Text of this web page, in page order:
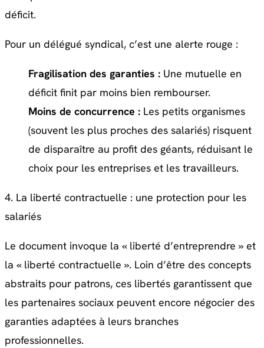
déficit.
Pour un délégué syndical, c’est une alerte rouge :
Fragilisation des garanties : Une mutuelle en
déficit finit par moins bien rembourser.
Moins de concurrence : Les petits organismes
(souvent les plus proches des salariés) risquent
de disparaître au profit des géants, réduisant le
choix pour les entreprises et les travailleurs.
4. La liberté contractuelle : une protection pour les
salariés
Le document invoque la « liberté d’entreprendre » et
la « liberté contractuelle ». Loin d’être des concepts
abstraits pour patrons, ces libertés garantissent que
les partenaires sociaux peuvent encore négocier des
garanties adaptées à leurs branches
professionnelles.